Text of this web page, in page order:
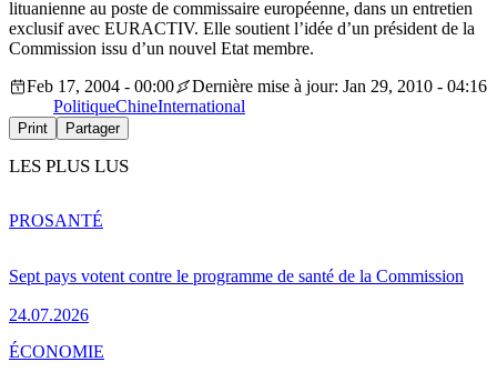
lituanienne au poste de commissaire européenne, dans un entretien
exclusif avec EURACTIV. Elle soutient l’idée d’un président de la
Commission issu d’un nouvel Etat membre.
Feb 17, 2004 - 00:00
Dernière mise à jour: Jan 29, 2010 - 04:16
PolitiqueChineInternational
Print Partager
LES PLUS LUS
Sept pays votent contre le programme de santé de la Commission
24.07.2026
PROSANTÉ
ÉCONOMIE